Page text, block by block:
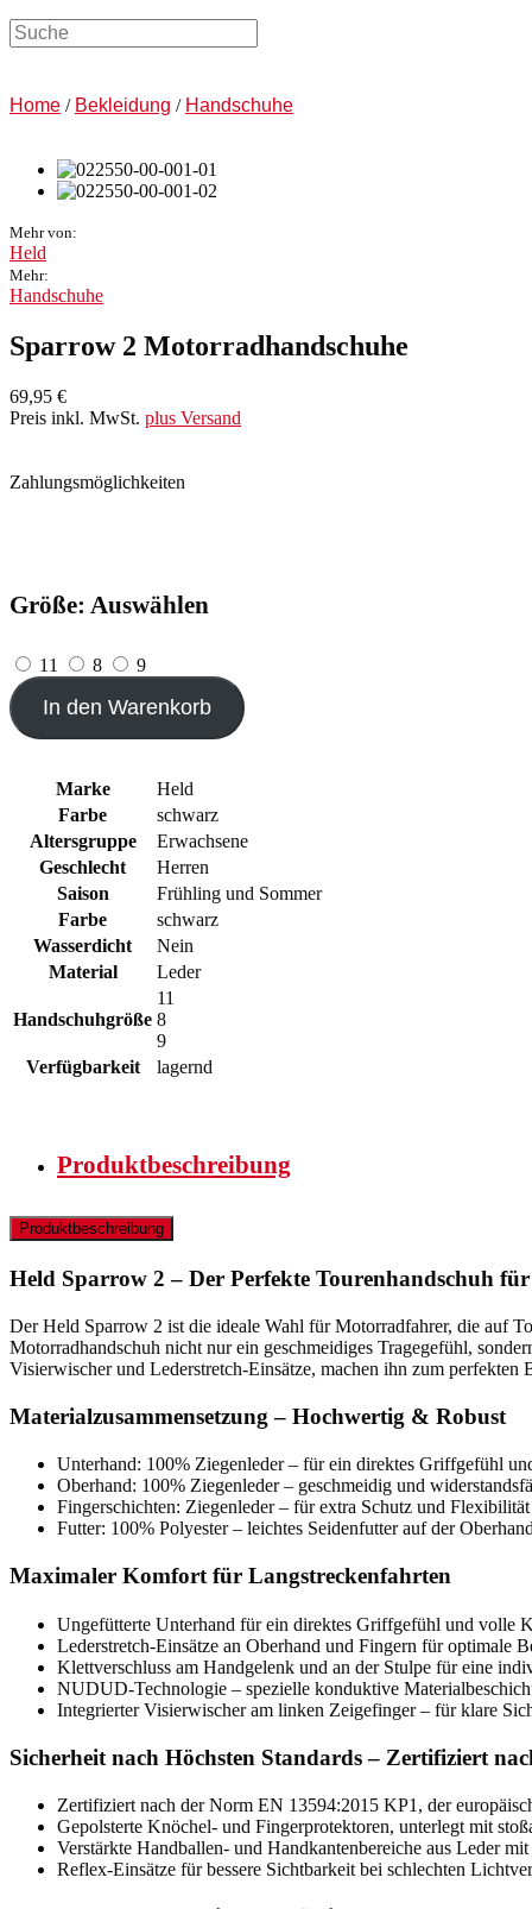
Search
this
Home / Bekleidung / Handschuhe
Mehr von:
Held
Mehr:
Handschuhe
Sparrow 2 Motorradhandschuhe
69,95 €
Preis inkl. MwSt. plus Versand
Zahlungsmöglichkeiten
Größe: Auswählen
11 8 9
In den Warenkorb
Marke
Held
Farbe
schwarz
Altersgruppe
Erwachsene
Geschlecht
Herren
Saison
Frühling und Sommer
Farbe
schwarz
Wasserdicht
Nein
Material
Leder
Handschuhgröße
11
8
9
Verfügbarkeit
lagernd
Produktbeschreibung
Produktbeschreibung
Held Sparrow 2 – Der Perfekte Tourenhandschuh
Der Held Sparrow 2 ist die ideale Wahl für Motorradfahrer, die auf
Motorradhandschuh nicht nur ein geschmeidiges Tragegefühl,
Visierwischer und Lederstretch-Einsätze, machen ihn zum perfekten
Materialzusammensetzung – Hochwertig & Robust
Unterhand: 100% Ziegenleder – für ein direktes Griffgefühl
Oberhand: 100% Ziegenleder – geschmeidig und
Fingerschichten: Ziegenleder – für extra Schutz und Flexibilität
Futter: 100% Polyester – leichtes Seidenfutter auf der
Maximaler Komfort für Langstreckenfahrten
Ungefütterte Unterhand für ein direktes Griffgefühl und volle
Lederstretch-Einsätze an Oberhand und Fingern für optimale
Klettverschluss am Handgelenk und an der Stulpe für eine
NUDUD-Technologie – spezielle konduktive
Integrierter Visierwischer am linken Zeigefinger – für klare
Sicherheit nach Höchsten Standards – Zertifiziert
Zertifiziert nach der Norm EN 13594:2015 KP1, der
Gepolsterte Knöchel- und Fingerprotektoren, unterlegt mit
Verstärkte Handballen- und Handkantenbereiche aus Leder
Reflex-Einsätze für bessere Sichtbarkeit bei schlechten